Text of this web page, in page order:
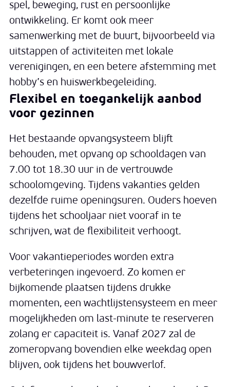
spel, beweging, rust en persoonlijke
ontwikkeling. Er komt ook meer
samenwerking met de buurt, bijvoorbeeld via
uitstappen of activiteiten met lokale
verenigingen, en een betere afstemming met
hobby’s en huiswerkbegeleiding.
Flexibel en toegankelijk aanbod
voor gezinnen
Het bestaande opvangsysteem blijft
behouden, met opvang op schooldagen van
7.00 tot 18.30 uur in de vertrouwde
schoolomgeving. Tijdens vakanties gelden
dezelfde ruime openingsuren. Ouders hoeven
tijdens het schooljaar niet vooraf in te
schrijven, wat de flexibiliteit verhoogt.
Voor vakantieperiodes worden extra
verbeteringen ingevoerd. Zo komen er
bijkomende plaatsen tijdens drukke
momenten, een wachtlijstensysteem en meer
mogelijkheden om last-minute te reserveren
zolang er capaciteit is. Vanaf 2027 zal de
zomeropvang bovendien elke weekdag open
blijven, ook tijdens het bouwverlof.